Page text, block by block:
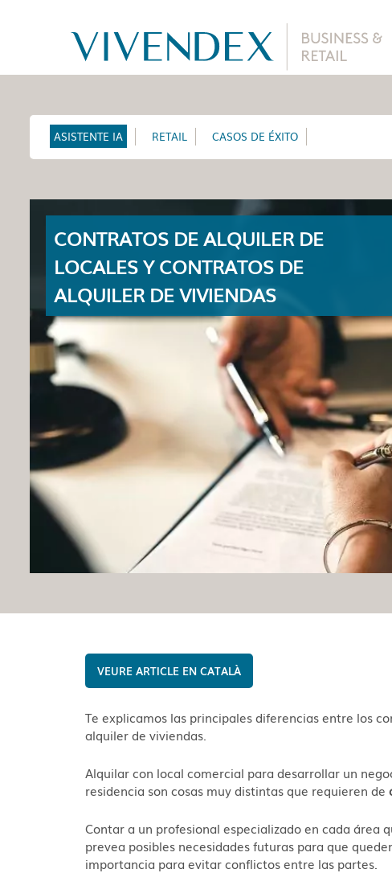
ASISTENTE IA RETAIL CASOS DE ÉXITO
CONTRATOS DE ALQUILER DE
LOCALES Y CONTRATOS DE
ALQUILER DE VIVIENDAS
CATALÀ
Te explicamos las principales diferencias entre los
alquiler de viviendas.
Alquilar con local comercial para desarrollar un
residencia son cosas muy distintas que requieren de
Contar a un profesional especializado en cada área
prevea posibles necesidades futuras para que
importancia para evitar conflictos entre las partes.